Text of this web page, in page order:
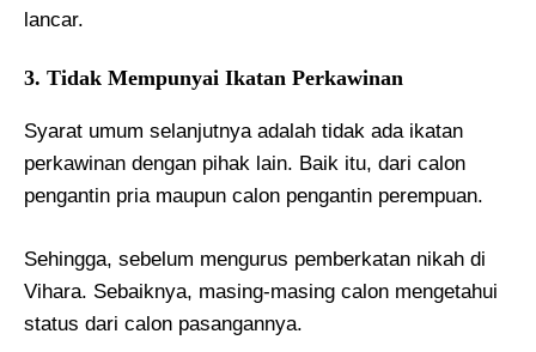
lancar.
3. Tidak Mempunyai Ikatan Perkawinan
Syarat umum selanjutnya adalah tidak ada ikatan
perkawinan dengan pihak lain. Baik itu, dari calon
pengantin pria maupun calon pengantin perempuan.
Sehingga, sebelum mengurus pemberkatan nikah di
Vihara. Sebaiknya, masing-masing calon mengetahui
status dari calon pasangannya.